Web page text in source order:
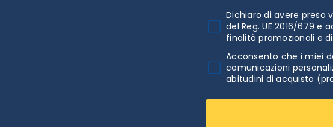
Dichiaro di avere preso
del Reg. UE 2016/679
finalità promozionali e
Acconsento che i miei
comunicazioni
abitudini di acquisto